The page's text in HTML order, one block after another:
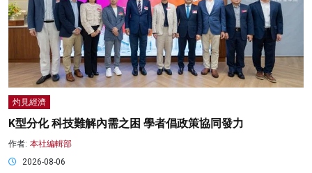
灼見經濟
K型分化 科技難解內需之困 學者倡政策協同發力
作者: 本社編輯部
2026-08-06